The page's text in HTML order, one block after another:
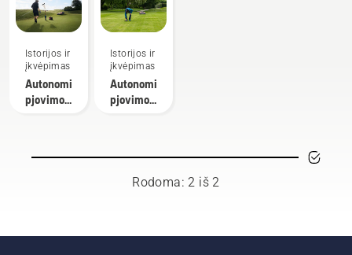
Istorijos ir
įkvėpimas
Autonominio
pjovimo
specialistams
Istorijos ir
įkvėpimas
Autonominio
pjovimo
Rodoma: 2 iš 2